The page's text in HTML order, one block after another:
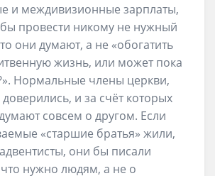
и междивизионные зарплаты,
провести никому не нужный
они думают, а не «обогатить
жизнь, или может пока
Нормальные члены церкви,
и за счёт которых
совсем о другом. Если
«старшие братья» жили,
они бы писали
нужно людям, а не о